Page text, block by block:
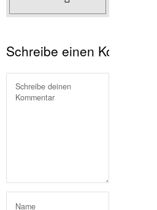
Schreibe einen Kommentar